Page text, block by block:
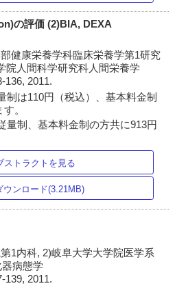
の評価 (2)BIA, DEXA
健康栄養学科臨床栄養学第1研究
院人間科学研究科人間栄養学
136, 2011.
制は110円（税込）、基本料金制
。
量制、基本料金制の方共に913円
ストラクトを見る
ウンロード(3.21MB)
1内科, 2)岐阜大学大学院医学系
病態学
139, 2011.